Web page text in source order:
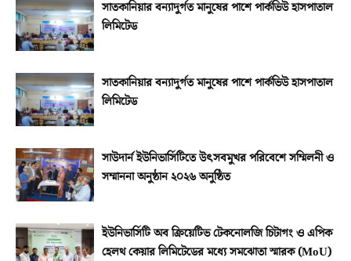
সাতকানিয়ার বন্যাদুর্গত মানুষের পাশে পার্কভিউ হাসপাতাল
লিমিটেড
সাতকানিয়ার বন্যাদুর্গত মানুষের পাশে পার্কভিউ হাসপাতাল
লিমিটেড
সাউদার্ন ইউনিভার্সিটিতে উৎসবমুখর পরিবেশে সম্মিলনী ও
সম্মাননা অনুষ্ঠান ২০২৬ অনুষ্ঠিত
ইউনিভার্সিটি অব ক্রিয়েটিভ টেকনোলজি চিটাগং ও এপিক
হেলথ কেয়ার লিমিটেডের মধ্যে সমঝোতা স্মারক (MoU)